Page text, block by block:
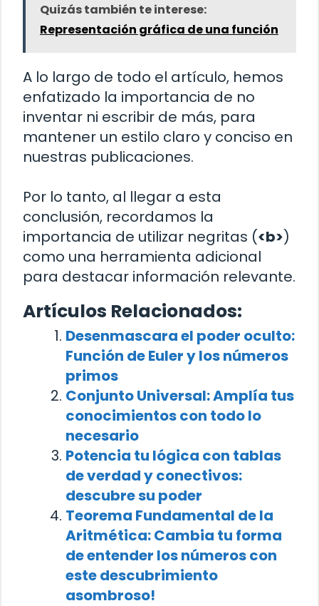
Quizás también te interese:
Representación gráfica de una función
A lo largo de todo el artículo, hemos
enfatizado la importancia de no
inventar ni escribir de más, para
mantener un estilo claro y conciso en
nuestras publicaciones.
Por lo tanto, al llegar a esta
conclusión, recordamos la
importancia de utilizar negritas (<b>)
como una herramienta adicional
para destacar información relevante.
Artículos Relacionados:
Desenmascara el poder oculto:
Función de Euler y los números
primos
Conjunto Universal: Amplía tus
conocimientos con todo lo
necesario
Potencia tu lógica con tablas
de verdad y conectivos:
descubre su poder
Teorema Fundamental de la
Aritmética: Cambia tu forma
de entender los números con
este descubrimiento
asombroso!